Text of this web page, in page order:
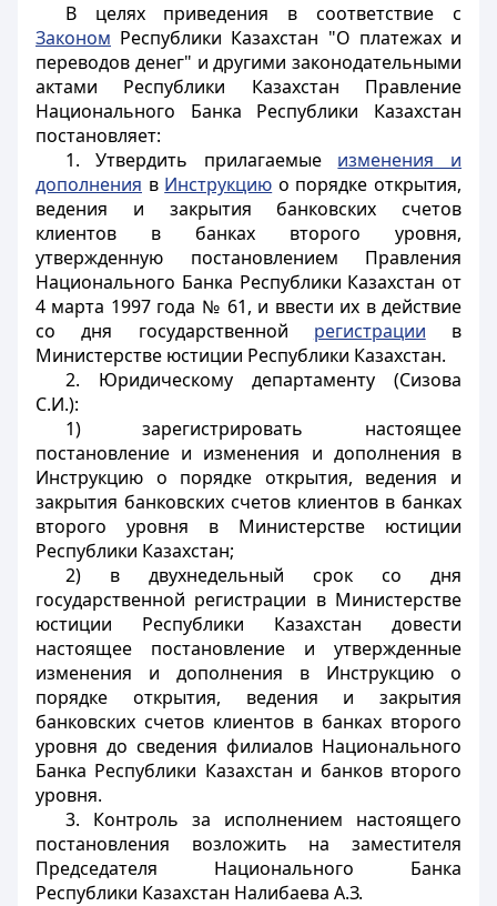
В целях приведения в соответствие с
Законом Республики Казахстан "О платежах и
переводов денег" и другими законодательными
актами Республики Казахстан Правление
Национального Банка Республики Казахстан
постановляет:
1. Утвердить прилагаемые изменения и
дополнения в Инструкцию о порядке открытия,
ведения и закрытия банковских счетов
клиентов в банках второго уровня,
утвержденную постановлением Правления
Национального Банка Республики Казахстан от
4 марта 1997 года № 61, и ввести их в действие
со дня государственной регистрации в
Министерстве юстиции Республики Казахстан.
2. Юридическому департаменту (Сизова
С.И.):
1) зарегистрировать настоящее
постановление и изменения и дополнения в
Инструкцию о порядке открытия, ведения и
закрытия банковских счетов клиентов в банках
второго уровня в Министерстве юстиции
Республики Казахстан;
2) в двухнедельный срок со дня
государственной регистрации в Министерстве
юстиции Республики Казахстан довести
настоящее постановление и утвержденные
изменения и дополнения в Инструкцию о
порядке открытия, ведения и закрытия
банковских счетов клиентов в банках второго
уровня до сведения филиалов Национального
Банка Республики Казахстан и банков второго
уровня.
3. Контроль за исполнением настоящего
постановления возложить на заместителя
Председателя Национального Банка
Республики Казахстан Налибаева А.З.